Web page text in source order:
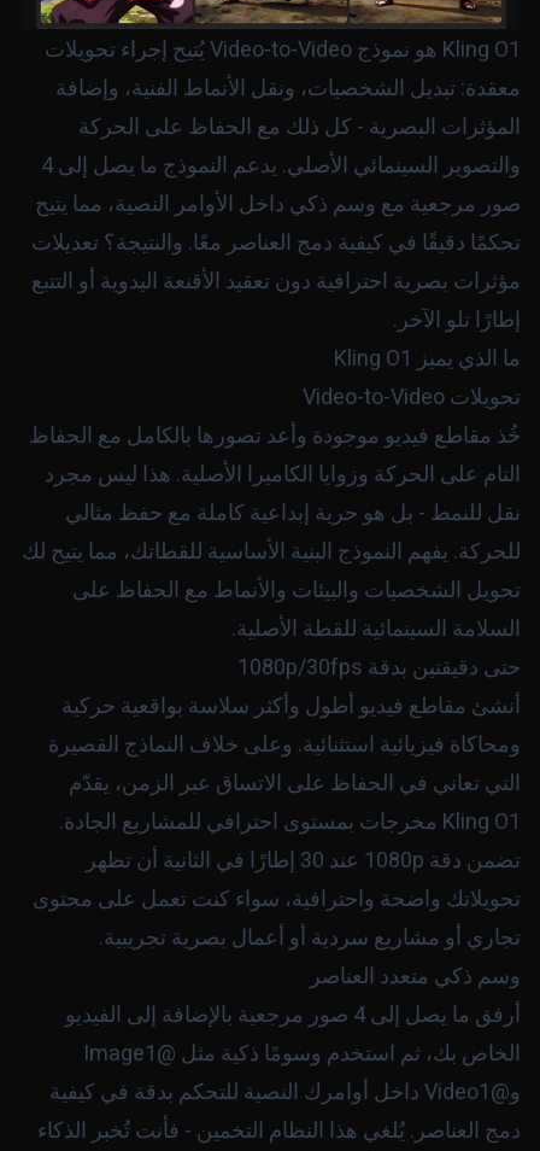
Kling O1 هو نموذج Video-to-Video يُتيح إجراء تحويلات
معقدة: تبديل الشخصيات، ونقل الأنماط الفنية، وإضافة
المؤثرات البصرية - كل ذلك مع الحفاظ على الحركة
والتصوير السينمائي الأصلي. يدعم النموذج ما يصل إلى 4
صور مرجعية مع وسم ذكي داخل الأوامر النصية، مما يتيح
تحكمًا دقيقًا في كيفية دمج العناصر معًا. والنتيجة؟ تعديلات
مؤثرات بصرية احترافية دون تعقيد الأقنعة اليدوية أو التتبع
إطارًا تلو الآخر.
ما الذي يميز Kling O1
تحويلات Video-to-Video
خُذ مقاطع فيديو موجودة وأعد تصورها بالكامل مع الحفاظ
التام على الحركة وزوايا الكاميرا الأصلية. هذا ليس مجرد
نقل للنمط - بل هو حرية إبداعية كاملة مع حفظ مثالي
للحركة. يفهم النموذج البنية الأساسية للقطاتك، مما يتيح لك
تحويل الشخصيات والبيئات والأنماط مع الحفاظ على
السلامة السينمائية للقطة الأصلية.
حتى دقيقتين بدقة 1080p/30fps
أنشئ مقاطع فيديو أطول وأكثر سلاسة بواقعية حركية
ومحاكاة فيزيائية استثنائية. وعلى خلاف النماذج القصيرة
التي تعاني في الحفاظ على الاتساق عبر الزمن، يقدّم
Kling O1 مخرجات بمستوى احترافي للمشاريع الجادة.
تضمن دقة 1080p عند 30 إطارًا في الثانية أن تظهر
تحويلاتك واضحة واحترافية، سواء كنت تعمل على محتوى
تجاري أو مشاريع سردية أو أعمال بصرية تجريبية.
وسم ذكي متعدد العناصر
أرفق ما يصل إلى 4 صور مرجعية بالإضافة إلى الفيديو
الخاص بك، ثم استخدم وسومًا ذكية مثل @Image1
و@Video1
داخل أوامرك النصية للتحكم بدقة في كيفية
دمج العناصر. يُلغي هذا النظام التخمين - فأنت تُخبر الذكاء